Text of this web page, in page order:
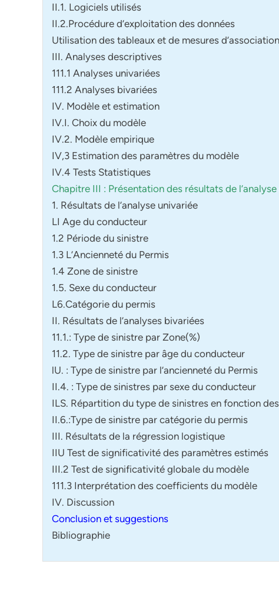
II.1. Logiciels utilisés
II.2.Procédure d’exploitation des données
Utilisation des tableaux et de mesures d’association
III. Analyses descriptives
111.1 Analyses univariées
111.2 Analyses bivariées
IV. Modèle et estimation
IV.I. Choix du modèle
IV.2. Modèle empirique
IV,3 Estimation des paramètres du modèle
IV.4 Tests Statistiques
Chapitre III : Présentation des résultats de
1. Résultats de l’analyse univariée
LI Age du conducteur
1.2 Période du sinistre
1.3 L’Ancienneté du Permis
1.4 Zone de sinistre
1.5. Sexe du conducteur
L6.Catégorie du permis
II. Résultats de l’analyses bivariées
11.1.: Type de sinistre par Zone(%)
11.2. Type de sinistre par âge du conducteur
lU. : Type de sinistre par l’ancienneté du Permis
II.4. : Type de sinistres par sexe du conducteur
ILS. Répartition du type de sinistres en fonction
II.6.:Type de sinistre par catégorie du permis
III. Résultats de la régression logistique
IIU Test de significativité des paramètres estimés
III.2 Test de significativité globale du modèle
111.3 Interprétation des coefficients du modèle
IV. Discussion
Conclusion et suggestions
Bibliographie